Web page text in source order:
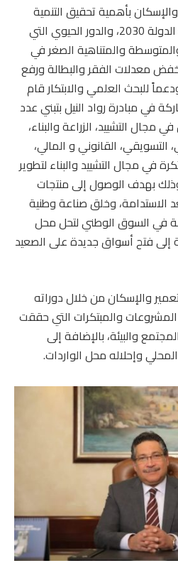
بأهمية تحقيق التنمية
المستدامة تماشيا مع خطة الدولة 2030، والدور الحيوي التي
والمتناهية الصغر في
معدلات الفقر والبطالة ورفع
للبحث العلمي والابتكار قام
في مبادرة رواد النيل بتبني عدد
مجال التشييد، الزراعة والبناء،
التسويقي، القانوني و المالي،
في مجال التشييد والبناء لتطوير
وذلك بهدف الوصول إلى منتجات
الاستدامة، وخلق صناعة وطنية
في السوق الوطني لتحل محل
إلى فتح أسواق جديدة على الصعيد
والإسكان من خلال دوراته
والمبتكرات التي حققت
والبيئة، بالإضافة إلى
وإحلاله محل الواردات.